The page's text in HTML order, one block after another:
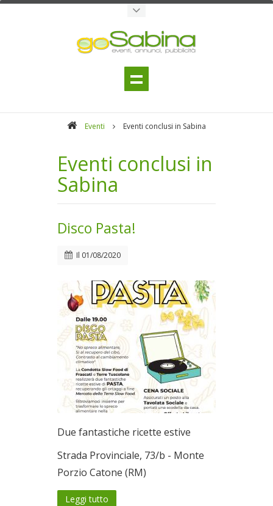
Eventi Eventi conclusi in Sabina
Eventi conclusi in
Sabina
Disco Pasta!
Il 01/08/2020
Due fantastiche ricette estive
Strada Provinciale, 73/b - Monte
Porzio Catone (RM)
Leggi tutto